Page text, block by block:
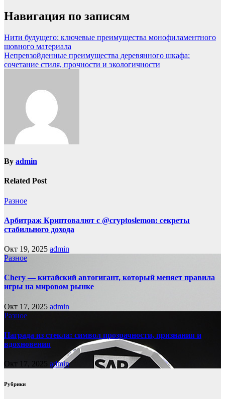
Навигация по записям
Нити будущего: ключевые преимущества монофиламентного
шовного материала
Непревзойденные преимущества деревянного шкафа:
сочетание стиля, прочности и экологичности
By admin
Related Post
Разное
Арбитраж Криптовалют с @cryptoslemon: секреты
стабильного дохода
Окт 19, 2025 admin
Разное
Chery — китайский автогигант, который меняет правила
игры на мировом рынке
Окт 17, 2025 admin
Разное
Награда из стекла: символ прозрачности, признания и
вдохновения
Окт 17, 2025 admin
Рубрики